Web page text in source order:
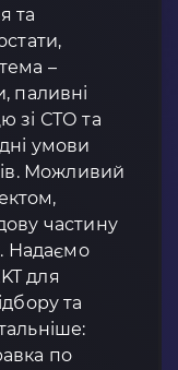
та
–
паливні
зі СТО та
умови
Можливий
частину
Надаємо
для
та
по